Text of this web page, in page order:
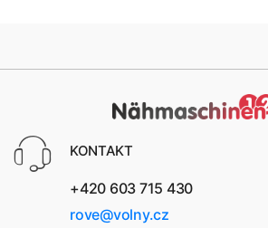
KONTAKT
+420 603 715 430
rove@volny.cz